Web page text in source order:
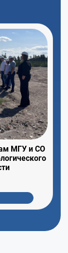
МГУ и СО